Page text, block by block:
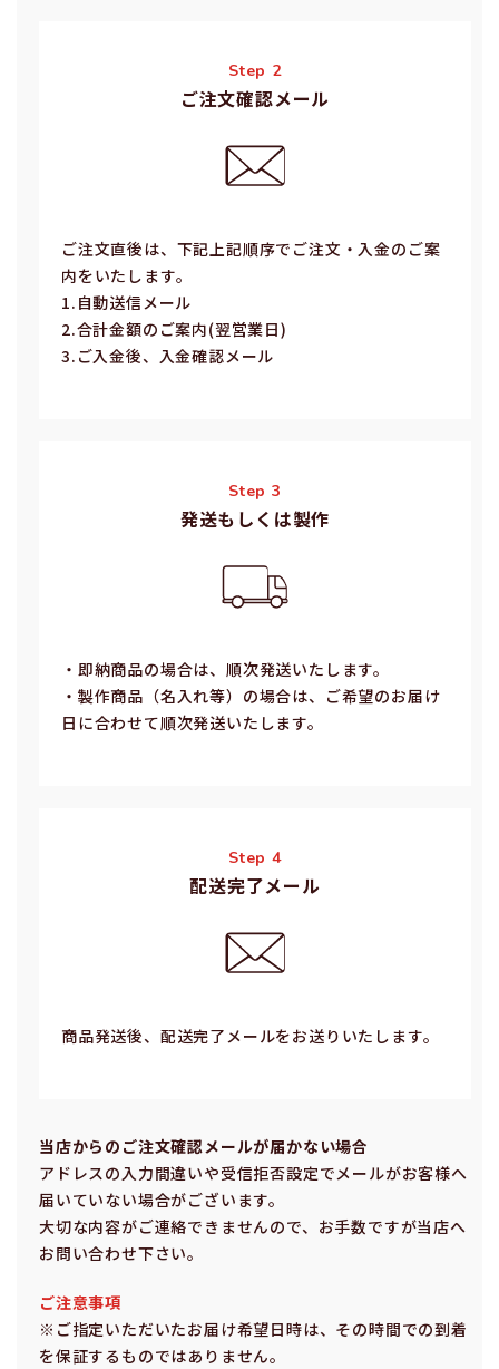
Step 2
ご注文確認メール
ご注⽂直後は、下記上記順序でご注⽂・⼊⾦のご案
内をいたします。
1.⾃動送信メール
2.合計⾦額のご案内(翌営業⽇)
3.ご⼊⾦後、⼊⾦確認メール
Step 3
発送もしくは製作
・即納商品の場合は、順次発送いたします。
・製作商品（名⼊れ等）の場合は、ご希望のお届け
⽇に合わせて順次発送いたします。
Step 4
配送完了メール
商品発送後、配送完了メールをお送りいたします。
当店からのご注⽂確認メールが届かない場合
アドレスの⼊⼒間違いや受信拒否設定でメールがお客様へ
届いていない場合がございます。
⼤切な内容がご連絡できませんので、お⼿数ですが当店へ
お問い合わせ下さい。
ご注意事項
※ご指定いただいたお届け希望⽇時は、その時間での到着
を保証するものではありません。